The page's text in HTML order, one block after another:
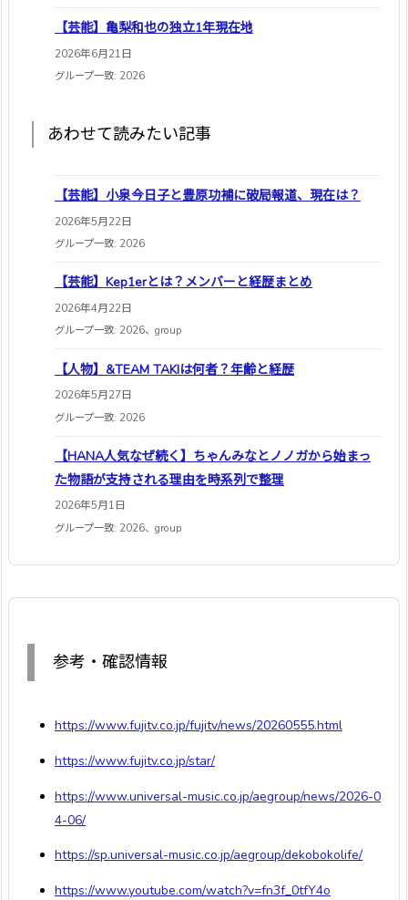
【芸能】亀梨和也の独立1年現在地
2026年6月21日
グループ一致: 2026
あわせて読みたい記事
【芸能】小泉今日子と豊原功補に破局報道、現在は？
2026年5月22日
グループ一致: 2026
【芸能】Kep1erとは？メンバーと経歴まとめ
2026年4月22日
グループ一致: 2026、group
【人物】&TEAM TAKIは何者？年齢と経歴
2026年5月27日
グループ一致: 2026
【HANA人気なぜ続く】ちゃんみなとノノガから始まっ
た物語が支持される理由を時系列で整理
2026年5月1日
グループ一致: 2026、group
参考・確認情報
https://www.fujitv.co.jp/fujitv/news/20260555.html
https://www.fujitv.co.jp/star/
https://www.universal-music.co.jp/aegroup/news/2026-0
4-06/
https://sp.universal-music.co.jp/aegroup/dekobokolife/
https://www.youtube.com/watch?v=fn3f_0tfY4o